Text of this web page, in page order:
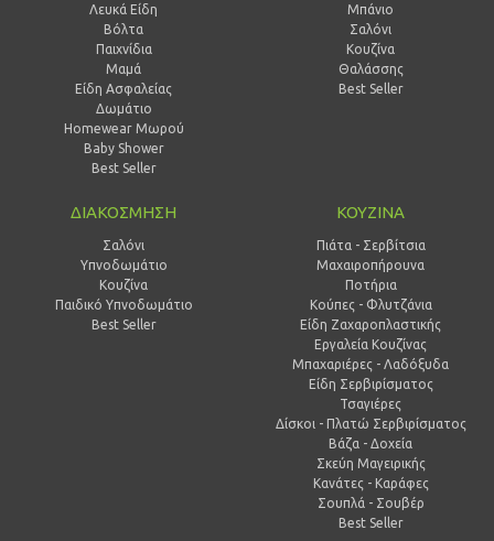
Λευκά Είδη
Βόλτα
Παιχνίδια
Μαμά
Είδη Ασφαλείας
Δωμάτιο
Homewear Μωρού
Baby Shower
Best Seller
Mπάνιο
Σαλόνι
Κουζίνα
Θαλάσσης
Best Seller
ΔΙΑΚΟΣΜΗΣΗ
Σαλόνι
Υπνοδωμάτιο
Κουζίνα
Παιδικό Υπνοδωμάτιο
Best Seller
ΚΟΥΖΙΝΑ
Πιάτα - Σερβίτσια
Μαχαιροπήρουνα
Ποτήρια
Κούπες - Φλυτζάνια
Είδη Ζαχαροπλαστικής
Εργαλεία Κουζίνας
Μπαχαριέρες - Λαδόξυδα
Είδη Σερβιρίσματος
Τσαγιέρες
Δίσκοι - Πλατώ Σερβιρίσματος
Βάζα - Δοχεία
Σκεύη Μαγειρικής
Κανάτες - Καράφες
Σουπλά - Σουβέρ
Best Seller